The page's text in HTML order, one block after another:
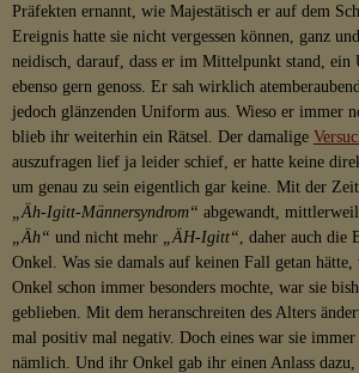
Präfekten ernannt, wie Majestätisch er auf dem
Ereignis hatte sie nicht vergessen können, ganz
neidisch, darauf, dass er im Mittelpunkt stand, ein
ebenso gern genoss. Er sah wirklich
jedoch glänzenden Uniform aus. Wieso er immer
blieb ihr weiterhin ein Rätsel. Der damalige
auszufragen lief ja leider schief, er hatte keine
um genau zu sein eigentlich gar keine. Mit der
„Äh-Igitt-Männersyndrom“ abgewandt,
„Äh“ und nicht mehr „ÄH-Igitt“, daher auch die
Onkel. Was sie damals auf keinen Fall getan
Onkel schon immer besonders mochte, war sie
geblieben. Mit dem heranschreiten des Alters
mal positiv mal negativ. Doch eines war sie
nämlich. Und ihr Onkel gab ihr einen Anlass dazu,